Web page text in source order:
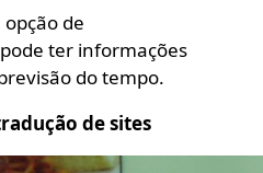
de
ter informações
do tempo.
de sites